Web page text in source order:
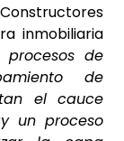
inmobiliaria
procesos de
de
el cauce
un proceso